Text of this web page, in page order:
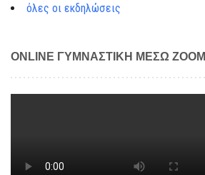
όλες οι εκδηλώσεις
ONLINE ΓΥΜΝΑΣΤΙΚΉ ΜΈΣΩ ZOOM